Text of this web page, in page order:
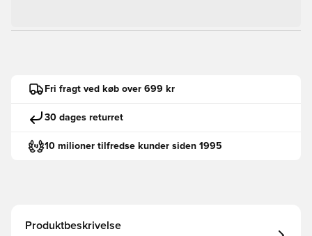
Fri fragt ved køb over 699 kr
30 dages returret
10 milioner tilfredse kunder siden 1995
Produktbeskrivelse